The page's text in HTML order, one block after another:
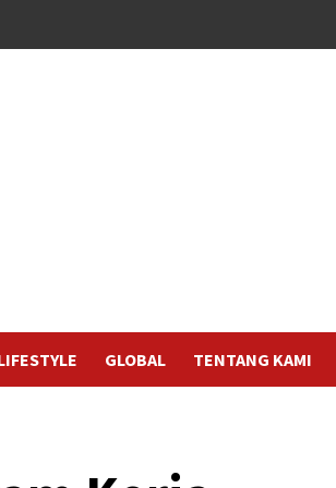
GLOBAL TENTANG KAMI